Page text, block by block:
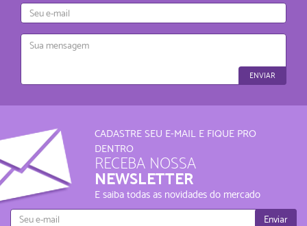
mail
Mensagem
ENVIAR
CADASTRE SEU E-MAIL E FIQUE PRO
DENTRO
RECEBA NOSSA
NEWSLETTER
E saiba todas as novidades do mercado
Enviar